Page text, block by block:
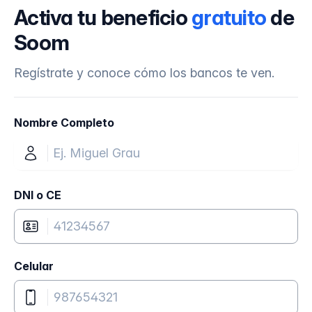
Activa tu beneficiogratuitode
Soom
Regístrate y conoce cómo los bancos te ven.
Nombre Completo
DNI o CE
Celular